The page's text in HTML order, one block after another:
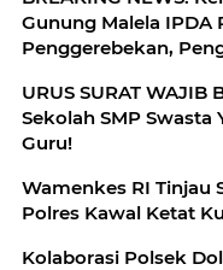
Gunung Malela IPDA
Penggerebekan,
URUS SURAT WAJIB
Sekolah SMP Swasta
Guru!
Wamenkes RI Tinjau
Polres Kawal Ketat
Kolaborasi Polsek